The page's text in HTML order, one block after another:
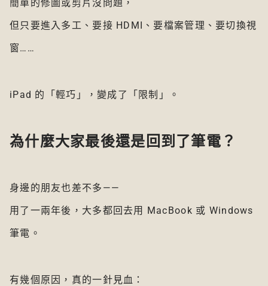
簡單的修圖或剪片沒問題，
但只要進入多工、要接 HDMI、要檔案管理、要切換視
窗……
iPad 的「輕巧」，變成了「限制」。
為什麼大家最後還是回到了筆電？
身邊的朋友也差不多——
用了一兩年後，大多都回去用 MacBook 或 Windows
筆電。
有幾個原因，真的一針見血：